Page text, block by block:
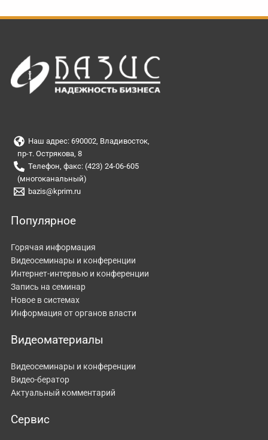
Наш адрес: 690002, Владивосток,
пр-т. Острякова, 8
Телефон, факс: (423) 24-06-605
(многоканальный)
bazis@kprim.ru
Популярное
Горячая информация
Видеосеминары и конференции
Интернет-интервью и конференции
Запись на семинар
Новое в системах
Информация от органов власти
Видеоматериалы
Видеосеминары и конференции
Видео-бератор
Актуальный комментарий
Сервис